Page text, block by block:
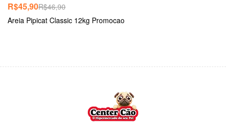
R$46,90
R$45,90
Areia Pipicat Classic 12kg Promocao